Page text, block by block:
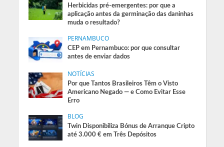
Herbicidas pré-emergentes: por que a
aplicação antes da germinação das daninhas
muda o resultado?
PERNAMBUCO
CEP em Pernambuco: por que consultar
antes de enviar dados
NOTÍCIAS
Por que Tantos Brasileiros Têm o Visto
Americano Negado — e Como Evitar Esse
Erro
BLOG
Twin Disponibiliza Bónus de Arranque Cripto
até 3.000 € em Três Depósitos